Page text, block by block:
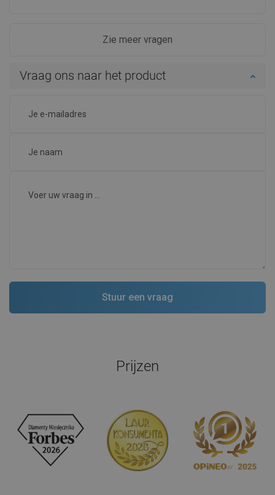
Zie meer vragen
Vraag ons naar het product
Prijzen